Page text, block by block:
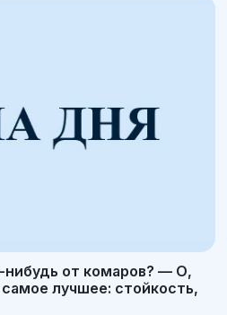
от комаров? — О,
лучшее: стойкость,